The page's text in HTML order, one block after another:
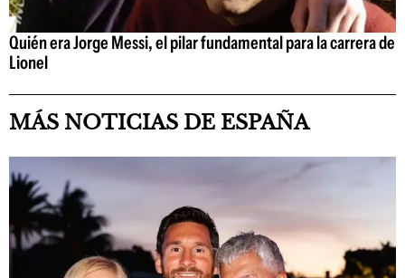
Quién era Jorge Messi, el pilar fundamental para la carrera de
Lionel
MÁS NOTICIAS DE ESPAÑA